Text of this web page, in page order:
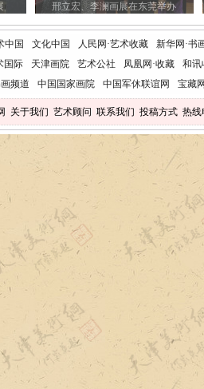
邢立宏、李澜画展在东莞举办
中国 文化中国 人民网·艺术收藏
新华网·书
国际 天津画院 艺术公社 凤凰网·收藏
和讯
频道 中国国家画院 中国军休联谊网 宝藏
关于我们 艺术顾问 联系我们 投稿方式 热线